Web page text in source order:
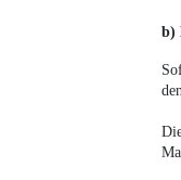
b)